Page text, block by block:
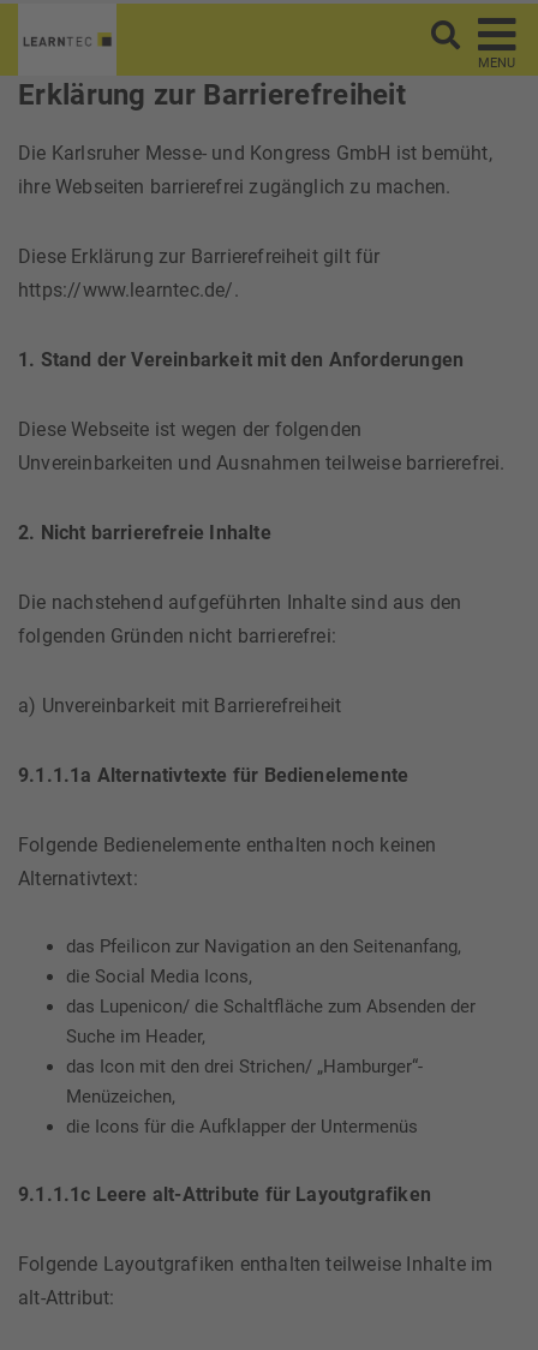
MENU
Erklärung zur Barrierefreiheit
Die Karlsruher Messe- und Kongress GmbH ist bemüht,
ihre Webseiten barrierefrei zugänglich zu machen.
Diese Erklärung zur Barrierefreiheit gilt für
https://www.learntec.de/.
1. Stand der Vereinbarkeit mit den Anforderungen
Diese Webseite ist wegen der folgenden
Unvereinbarkeiten und Ausnahmen teilweise barrierefrei.
2. Nicht barrierefreie Inhalte
Die nachstehend aufgeführten Inhalte sind aus den
folgenden Gründen nicht barrierefrei:
a) Unvereinbarkeit mit Barrierefreiheit
9.1.1.1a Alternativtexte für Bedienelemente
Folgende Bedienelemente enthalten noch keinen
Alternativtext:
das Pfeilicon zur Navigation an den Seitenanfang,
die Social Media Icons,
das Lupenicon/ die Schaltfläche zum Absenden der
Suche im Header,
das Icon mit den drei Strichen/ „Hamburger“-
Menüzeichen,
die Icons für die Aufklapper der Untermenüs
9.1.1.1c Leere alt-Attribute für Layoutgrafiken
Folgende Layoutgrafiken enthalten teilweise Inhalte im
alt-Attribut: